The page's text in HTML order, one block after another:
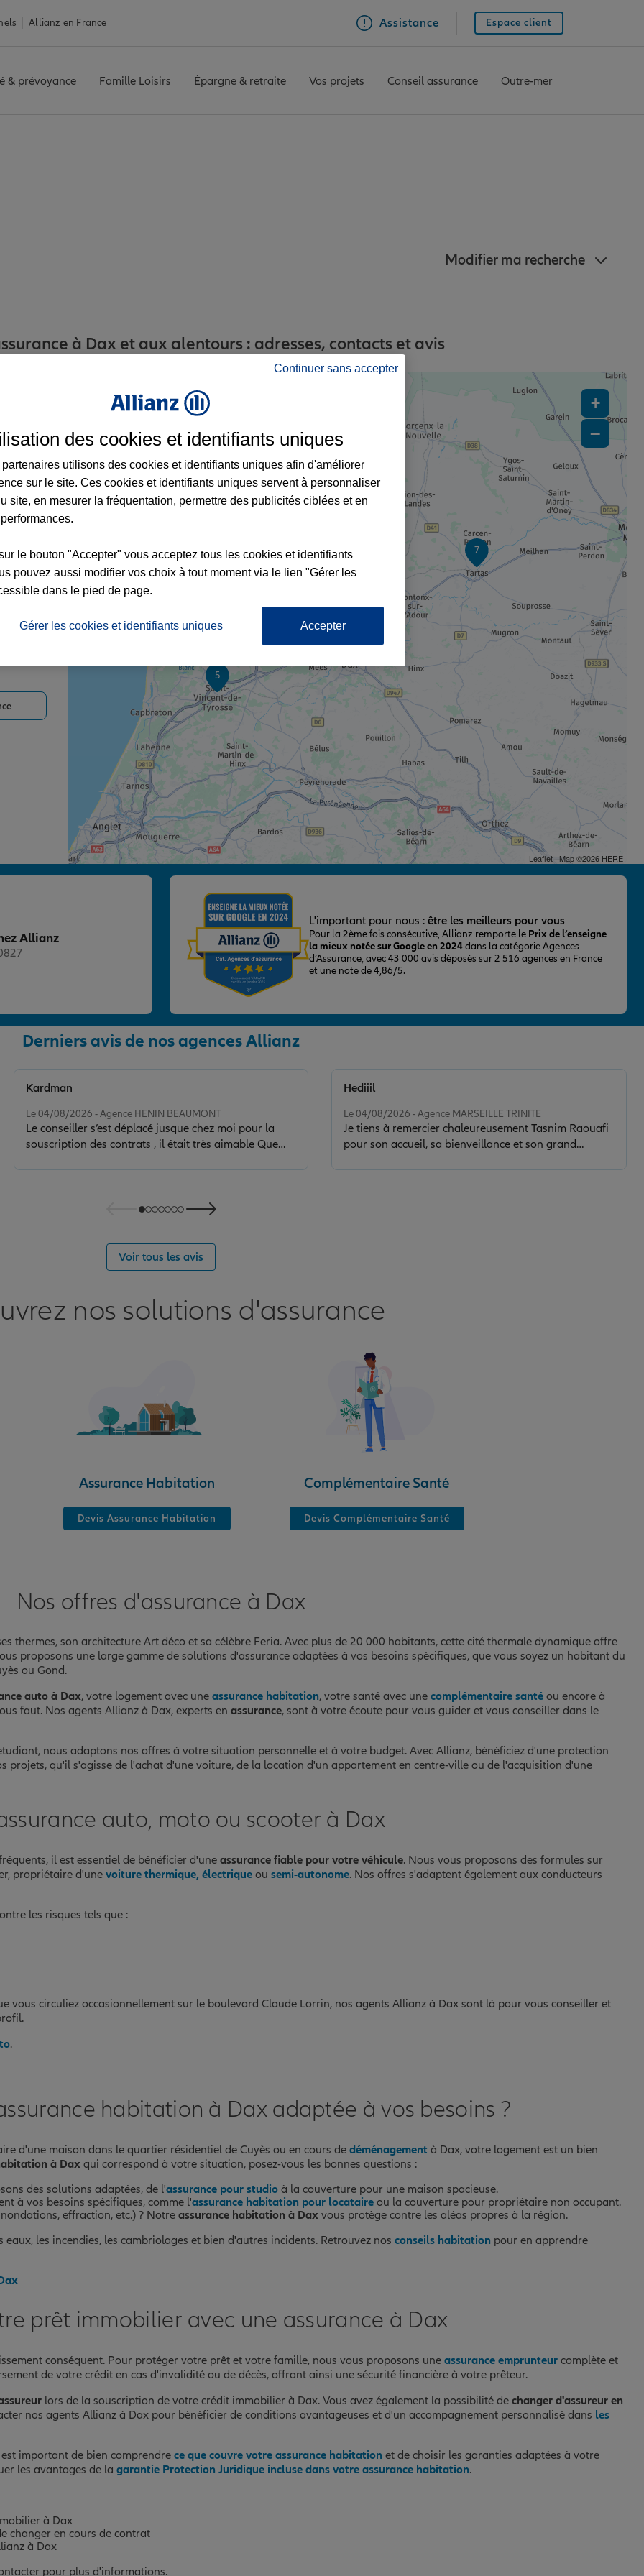
Allianz en France Assistance Espace client
& prévoyance Famille Loisirs Épargne & retraite Vos projets Conseil assurance Outre-mer
Modifier ma recherche
à Dax et aux alentours : adresses, contacts et avis
7
5
x4
+
−
Leaflet| Map ©2026 HERE
Allianz
L'important pour nous : être les meilleurs pour vous
Pour la 2ème fois consécutive, Allianz remporte le Prix de l’enseigne
la mieux notée sur Google en 2024dans la catégorie Agences
d’Assurance, avec 43 000 avis déposés sur 2 516 agences en France
et une note de 4,86/5.
Derniers avis de nos agences Allianz
Le 04/08/2026 - Agence HENIN BEAUMONT
Le conseiller s’est déplacé jusque chez moi pour la
souscription des contrats , il était très aimable Que
Kardman
Le 04/08/2026 - Agence MARSEILLE TRINITE
Je tiens à remercier chaleureusement Tasnim Raouafi
pour son accueil, sa bienveillance et son grand
Hediiil
Voir tous les avis
nos solutions d'assurance
Assurance Habitation
Devis Assurance Habitation
Complémentaire Santé
Devis Complémentaire Santé
Nos offres d'assurance à Dax
thermes, son architecture Art déco et sa célèbre Feria. Avec plus de 20 000 habitants, cette cité thermale dynamique offre
proposons une large gamme de solutions d'assurance adaptées à vos besoins spécifiques, que vous soyez un habitant du
ou Gond.
auto à Dax, votre logement avec une assurance habitation, votre santé avec une complémentaire santé ou encore à
faut. Nos agents Allianz à Dax, experts en assurance, sont à votre écoute pour vous guider et vous conseiller dans le
nous adaptons nos offres à votre situation personnelle et à votre budget. Avec Allianz, bénéficiez d'une protection
projets, qu'il s'agisse de l'achat d'une voiture, de la location d'un appartement en centre-ville ou de l'acquisition d'une
auto, moto ou scooter à Dax
il est essentiel de bénéficier d'une assurance fiable pour votre véhicule. Nous vous proposons des formules sur
propriétaire d'unevoiture thermique, électrique ou semi-autonome. Nos offres s'adaptent également aux conducteurs
les risques tels que :
vous circuliez occasionnellement sur le boulevard Claude Lorrin, nos agents Allianz à Dax sont là pour vous conseiller et
.
habitation à Dax adaptée à vos besoins ?
d'une maison dans le quartier résidentiel de Cuyès ou en cours de déménagement à Dax, votre logement est un bien
à Daxqui correspond à votre situation, posez-vous les bonnes questions :
des solutions adaptées, de l'assurance pour studio à la couverture pour une maison spacieuse.
à vos besoins spécifiques, comme l'assurance habitation pour locataire ou la couverture pour propriétaire non occupant.
effraction, etc.) ? Notre assurance habitation à Dax vous protège contre les aléas propres à la région.
les incendies, les cambriolages et bien d'autres incidents. Retrouvez nos conseils habitation pour en apprendre
prêt immobilier avec une assurance à Dax
conséquent. Pour protéger votre prêt et votre famille, nous vous proposons une assurance emprunteur complète et
de votre crédit en cas d'invalidité ou de décès, offrant ainsi une sécurité financière à votre prêteur.
lors de la souscription de votre crédit immobilier à Dax. Vous avez également la possibilité de changer d'assureur en
nos agents Allianz à Dax pour bénéficier de conditions avantageuses et d'un accompagnement personnalisé dans les
est important de bien comprendrece que couvre votre assurance habitation et de choisir les garanties adaptées à votre
les avantages de la garantie Protection Juridique incluse dans votre assurance habitation.
à Dax
changer en cours de contrat
à Dax
pour plus d'informations.
Continuer sans accepter
des cookies et identifiants uniques
partenaires utilisons des cookies et identifiants uniques afin d'améliorer
sur le site. Ces cookies et identifiants uniques servent à personnaliser
site, en mesurer la fréquentation, permettre des publicités ciblées et en
le bouton "Accepter" vous acceptez tous les cookies et identifiants
pouvez aussi modifier vos choix à tout moment via le lien "Gérer les
dans le pied de page.
Gérer les cookies et identifiants uniques Accepter